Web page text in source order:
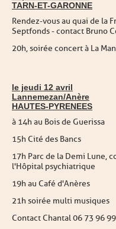
TARN-ET-GARONNE
Rendez-vous au quai de la
Septfonds - contact Bruno
20h, soirée concert à La
le jeudi 12 avril
Lannemezan/Anère
HAUTES-PYRENEES
à 14h au Bois de Guerissa
15h Cité des Bancs
17h Parc de la Demi Lune,
l'Hôpital psychiatrique
19h au Café d'Anères
21h soirée multi musiques
Contact Chantal 06 73 96